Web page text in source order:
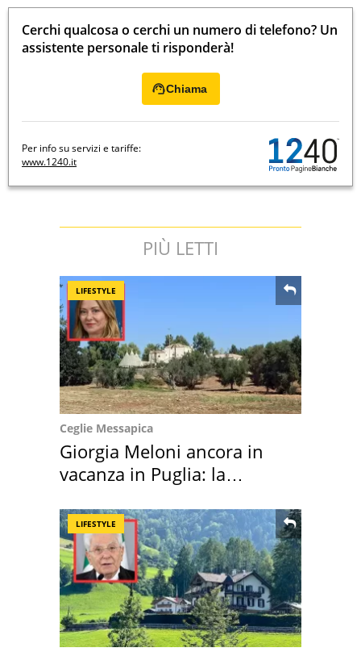
Cerchi qualcosa o cerchi un numero di telefono? Un
assistente personale ti risponderà!
Chiama
Per info su servizi e tariffe:
www.1240.it
PIÙ LETTI
LIFESTYLE
Ceglie Messapica
Giorgia Meloni ancora in
vacanza in Puglia: la
LIFESTYLE